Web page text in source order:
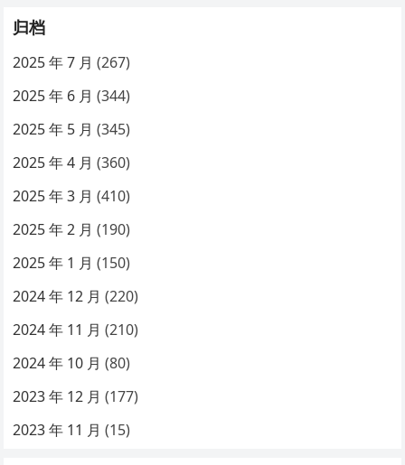
归档
2025 年 7 月 (267)
2025 年 6 月 (344)
2025 年 5 月 (345)
2025 年 4 月 (360)
2025 年 3 月 (410)
2025 年 2 月 (190)
2025 年 1 月 (150)
2024 年 12 月 (220)
2024 年 11 月 (210)
2024 年 10 月 (80)
2023 年 12 月 (177)
2023 年 11 月 (15)